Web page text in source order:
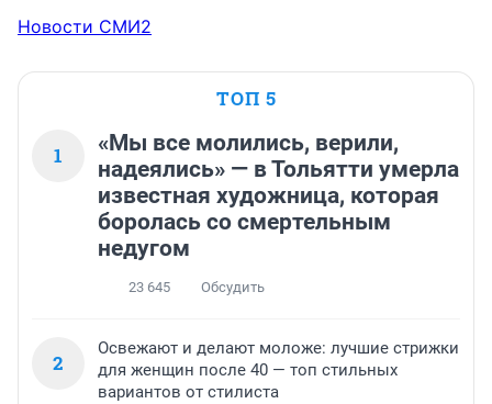
Новости СМИ2
ТОП 5
1
«Мы все молились, верили,
надеялись» — в Тольятти умерла
известная художница, которая
боролась со смертельным
недугом
23 645 Обсудить
2
Освежают и делают моложе: лучшие стрижки
для женщин после 40 — топ стильных
вариантов от стилиста